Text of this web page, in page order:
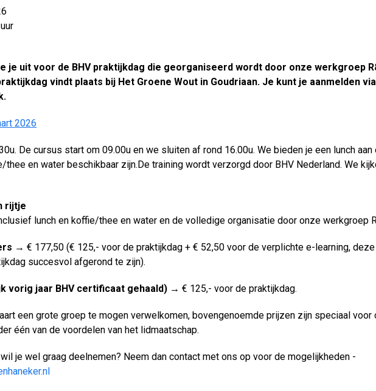
je uit voor de BHV praktijkdag die georganiseerd wordt door onze werkgroep
vindt plaats bij Het Groene Wout in Goudriaan. Je kunt je aanmelden via
2026
De cursus start om 09.00u en we sluiten af rond 16.00u. We bieden je een lunch aan
thee en water beschikbaar zijn.De training wordt verzorgd door BHV Nederland. We
rijtje
lunch en koffie/thee en water en de volledige organisatie door onze werkgroep
→€ 177,50 (€ 125,- voor de praktijkdag + € 52,50 voor de verplichte e-learning,
succesvol afgerond te zijn).
vorig jaar BHV certificaat gehaald) →€ 125,- voor de praktijkdag.
een grote groep te mogen verwelkomen, bovengenoemde prijzen zijn speciaal voor
één van de voordelen van het lidmaatschap.
je wel graag deelnemen? Neem dan contact met ons op voor de mogelijkheden -